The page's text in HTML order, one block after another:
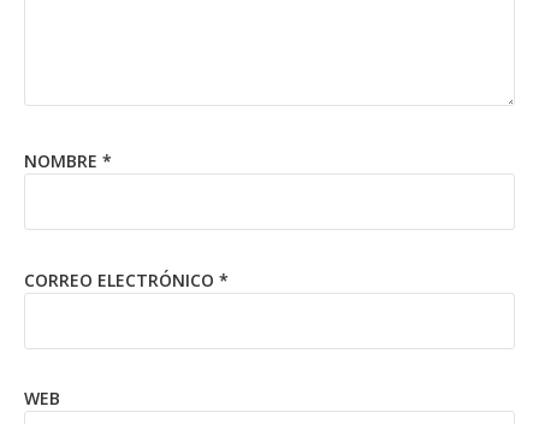
NOMBRE *
CORREO ELECTRÓNICO *
WEB